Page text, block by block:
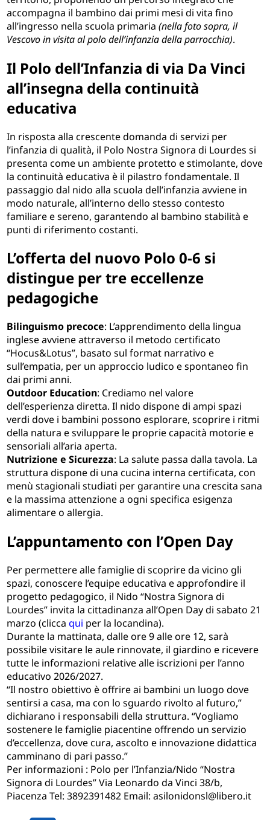
accompagna il bambino dai primi mesi di vita fino
all’ingresso nella scuola primaria(nella foto sopra, il
Vescovo in visita al polo dell’infanzia della parrocchia).
Il Polo dell’Infanzia di via Da Vinci
all’insegna della continuità
educativa
In risposta alla crescente domanda di servizi per
l’infanzia di qualità, il Polo Nostra Signora di Lourdes si
presenta come un ambiente protetto e stimolante, dove
la continuità educativa è il pilastro fondamentale. Il
passaggio dal nido alla scuola dell’infanzia avviene in
modo naturale, all’interno dello stesso contesto
familiare e sereno, garantendo al bambino stabilità e
punti di riferimento costanti.
L’offerta del nuovo Polo 0-6 si
distingue per tre eccellenze
pedagogiche
Bilinguismo precoce: L’apprendimento della lingua
inglese avviene attraverso il metodo certificato
“Hocus&Lotus”, basato sul format narrativo e
sull’empatia, per un approccio ludico e spontaneo fin
dai primi anni.
Outdoor Education: Crediamo nel valore
dell’esperienza diretta. Il nido dispone di ampi spazi
verdi dove i bambini possono esplorare, scoprire i ritmi
della natura e sviluppare le proprie capacità motorie e
sensoriali all’aria aperta.
Nutrizione e Sicurezza: La salute passa dalla tavola. La
struttura dispone di una cucina interna certificata, con
menù stagionali studiati per garantire una crescita sana
e la massima attenzione a ogni specifica esigenza
alimentare o allergia.
L’appuntamento con l’Open Day
Per permettere alle famiglie di scoprire da vicino gli
spazi, conoscere l’equipe educativa e approfondire il
progetto pedagogico, il Nido “Nostra Signora di
Lourdes” invita la cittadinanza all’Open Day di sabato 21
marzo (cliccaqui per la locandina).
Durante la mattinata, dalle ore 9 alle ore 12, sarà
possibile visitare le aule rinnovate, il giardino e ricevere
tutte le informazioni relative alle iscrizioni per l’anno
educativo 2026/2027.
“Il nostro obiettivo è offrire ai bambini un luogo dove
sentirsi a casa, ma con lo sguardo rivolto al futuro,”
dichiarano i responsabili della struttura. “Vogliamo
sostenere le famiglie piacentine offrendo un servizio
d’eccellenza, dove cura, ascolto e innovazione didattica
camminano di pari passo.”
Per informazioni : Polo per l’Infanzia/Nido “Nostra
Signora di Lourdes” Via Leonardo da Vinci 38/b,
Piacenza Tel: 3892391482 Email: asilonidonsl@libero.it